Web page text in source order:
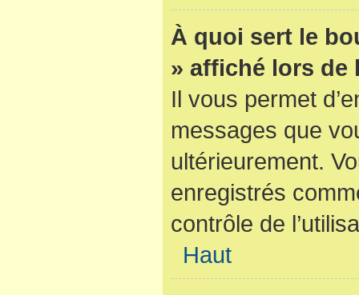
À quoi sert le
» affiché lors de
Il vous permet
messages que
ultérieurement.
enregistrés
contrôle de
Haut